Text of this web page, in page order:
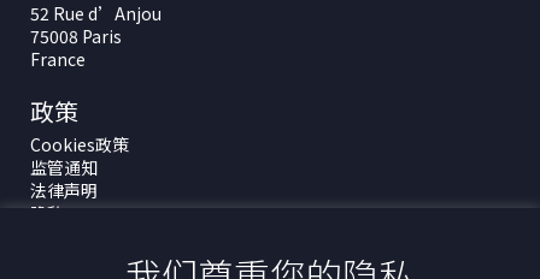
52 Rue d’Anjou
75008 Paris
France
政策
Cookies政策
监管通知
法律声明
隐私